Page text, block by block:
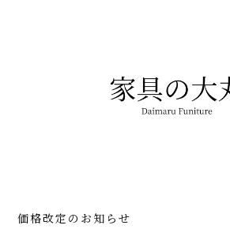
価格改定のお知らせ